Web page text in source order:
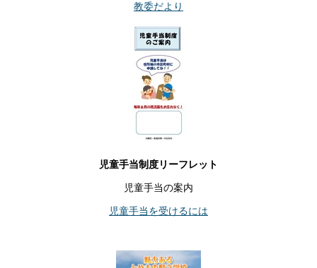
教委だより
児童手当制度リーフレット
児童手当の案内
児童手当を受けるには